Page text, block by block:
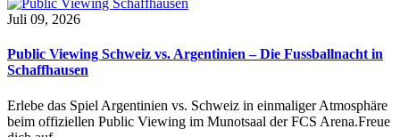
Juli 09, 2026
Public Viewing Schweiz vs. Argentinien – Die Fussballnacht in
Schaffhausen
Erlebe das Spiel Argentinien vs. Schweiz in einmaliger Atmosphäre
beim offiziellen Public Viewing im Munotsaal der FCS Arena.Freue